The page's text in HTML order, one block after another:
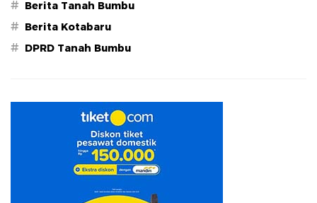
# Berita Tanah Bumbu
# Berita Kotabaru
# DPRD Tanah Bumbu